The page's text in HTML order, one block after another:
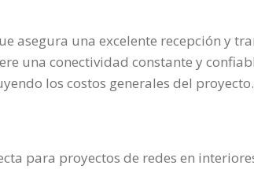
asegura una excelente recepción y
una conectividad constante y
los costos generales del proyecto.
para proyectos de redes en